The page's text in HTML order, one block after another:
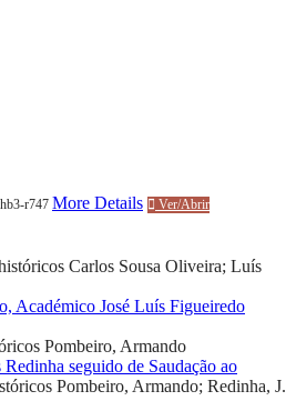
r747 More Details Ver/Abrir
Carlos Sousa Oliveira; Luís
Académico José Luís Figueiredo
Pombeiro, Armando
seguido de Saudação ao
Pombeiro, Armando; Redinha, J.